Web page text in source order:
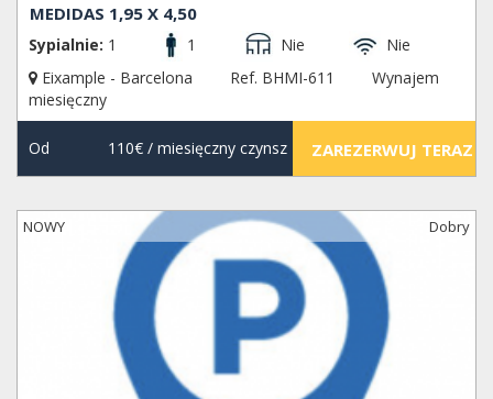
MEDIDAS 1,95 X 4,50
Sypialnie: 1 1 Nie
Nie
Eixample - Barcelona
Ref. BHMI-611
Wynajem
miesięczny
Od 110€/ miesięczny czynsz ZAREZERWUJ TERAZ
NOWY Dobry